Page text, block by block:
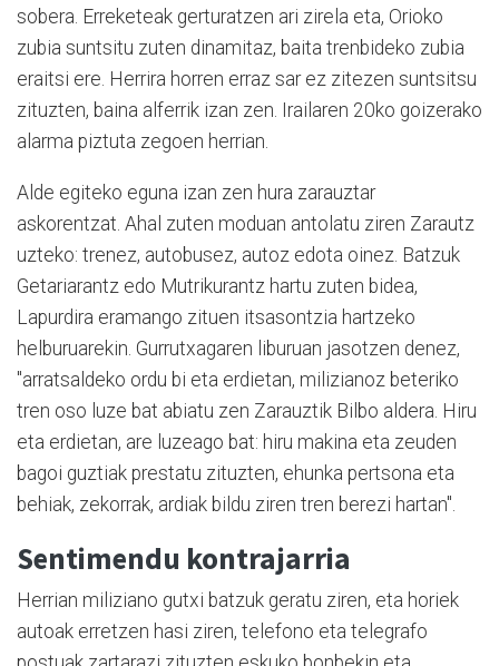
sobera. Erreketeak gerturatzen ari zirela eta, Orioko
zubia suntsitu zuten dinamitaz, baita trenbideko zubia
eraitsi ere. Herrira horren erraz sar ez zitezen suntsitsu
zituzten, baina alferrik izan zen. Irailaren 20ko goizerako
alarma piztuta zegoen herrian.
Alde egiteko eguna izan zen hura zarauztar
askorentzat. Ahal zuten moduan antolatu ziren Zarautz
uzteko: trenez, autobusez, autoz edota oinez. Batzuk
Getariarantz edo Mutrikurantz hartu zuten bidea,
Lapurdira eramango zituen itsasontzia hartzeko
helburuarekin. Gurrutxagaren liburuan jasotzen denez,
"arratsaldeko ordu bi eta erdietan, milizianoz beteriko
tren oso luze bat abiatu zen Zarauztik Bilbo aldera. Hiru
eta erdietan, are luzeago bat: hiru makina eta zeuden
bagoi guztiak prestatu zituzten, ehunka pertsona eta
behiak, zekorrak, ardiak bildu ziren tren berezi hartan".
Sentimendu kontrajarria
Herrian miliziano gutxi batzuk geratu ziren, eta horiek
autoak erretzen hasi ziren, telefono eta telegrafo